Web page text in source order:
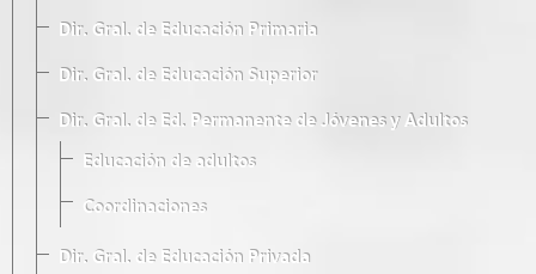
Dir. Gral. de Educación Primaria
Dir. Gral. de Educación Superior
Dir. Gral. de Ed. Permanente de Jóvenes y Adultos
Educación de adultos
Coordinaciones
Dir. Gral. de Educación Privada